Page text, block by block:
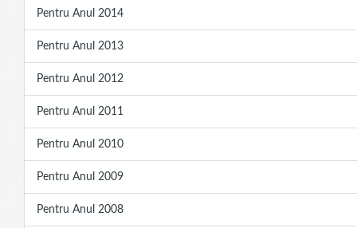
Pentru Anul 2014
Pentru Anul 2013
Pentru Anul 2012
Pentru Anul 2011
Pentru Anul 2010
Pentru Anul 2009
Pentru Anul 2008